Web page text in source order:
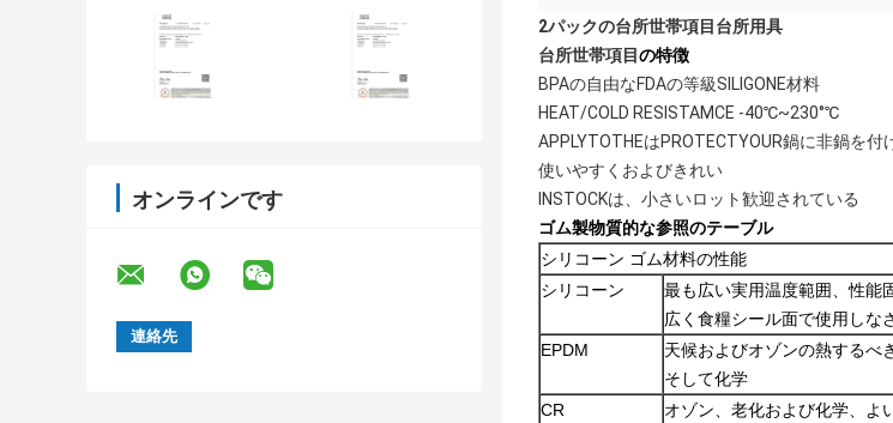
オンラインです
2パックの台所世帯項目台所用具
台所世帯項目の特徴
BPAの自由なFDAの等級SILIGONE材料
HEAT/COLD RESISTAMCE -40℃~230°℃
APPLYTOTHEはPROTECTYOUR鍋に非鍋を付
使いやすくおよびきれい
INSTOCKは、小さいロット歓迎されている
ゴム製物質的な参照のテーブル
シリコーン ゴム材料の性能
シリコーン
最も広い実用温度範囲、性能
広く食糧シール面で使用しな
EPDM
天候およびオゾンの熱するべ
そして化学
CR
オゾン、老化および化学、よ